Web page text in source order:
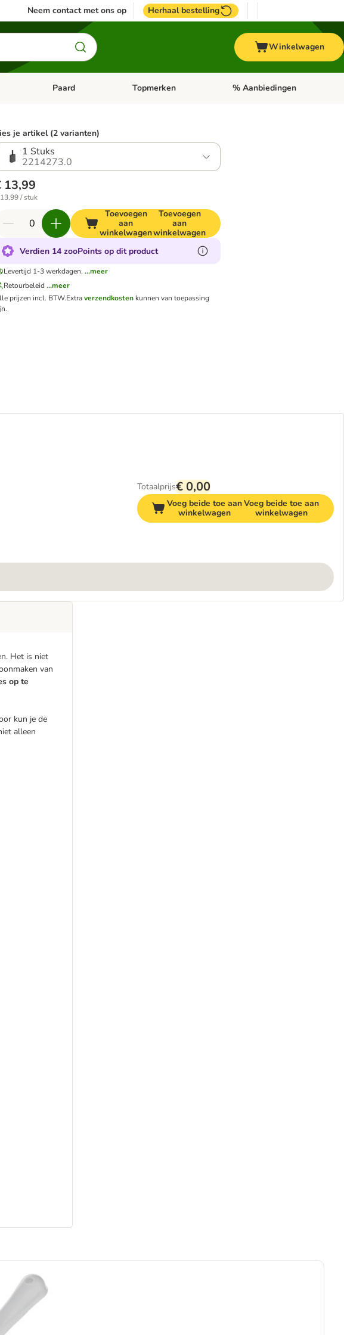
Neem contact met ons op Herhaal bestelling
Winkelwagen
menu: VisOpen categorie menu: Vogel
Paard Open categorie menu: Paard
Topmerken Open categorie menu:
% Aanbiedingen
je artikel (2 varianten)
1 Stuks
2214273.0
13,99
/ stuk
Toevoegen
aan
winkelwagen
Toevoegen
aan
winkelwagen
Verdien 14 zooPoints op dit product
Levertijd 1-3 werkdagen. ...meer
Retourbeleid ...meer
prijzen incl. BTW.Extraverzendkosten kunnen van toepassing
Totaalprijs€ 0,00
Voeg beide toe aan
winkelwagen
Voeg beide toe aan
winkelwagen
Het is niet
van
op te
kun je de
alleen